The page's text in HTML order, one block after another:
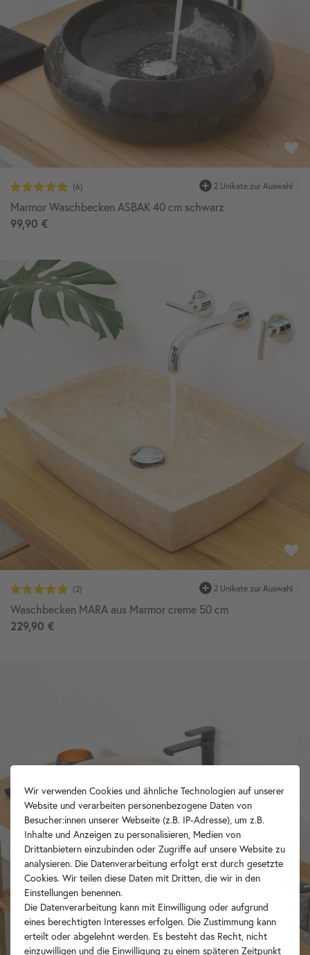
Marmor Waschbecken ASBAK 40 cm schwarz
99,90 €
Waschbecken MARA aus Marmor creme 50 cm
229,90 €
Wir verwenden Cookies und ähnliche Technologien auf unserer
Website und verarbeiten personenbezogene Daten von
Besucher:innen unserer Webseite (z.B. IP-Adresse), um z.B.
Inhalte und Anzeigen zu personalisieren, Medien von
Drittanbietern einzubinden oder Zugriffe auf unsere Website zu
analysieren. Die Datenverarbeitung erfolgt erst durch gesetzte
Cookies. Wir teilen diese Daten mit Dritten, die wir in den
Einstellungen benennen.
Die Datenverarbeitung kann mit Einwilligung oder aufgrund
eines berechtigten Interesses erfolgen. Die Zustimmung kann
erteilt oder abgelehnt werden. Es besteht das Recht, nicht
einzuwilligen und die Einwilligung zu einem späteren Zeitpunkt